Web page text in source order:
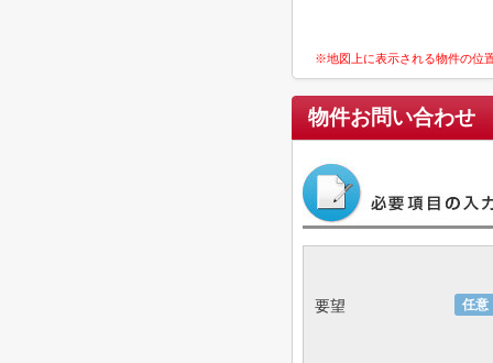
※地図上に表示される物件の位
物件お問い合わせ
任意
要望